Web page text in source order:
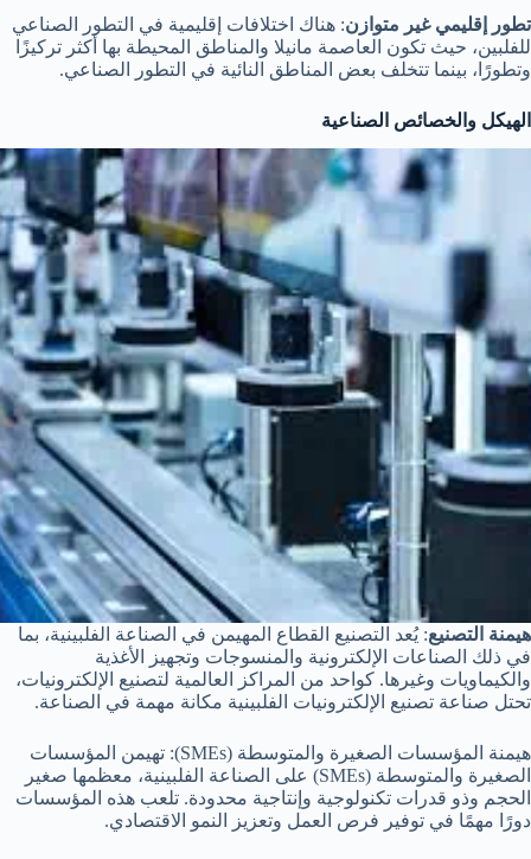
تطور إقليمي غير متوازن: هناك اختلافات إقليمية في التطور الصناعي
للفلبين، حيث تكون العاصمة مانيلا والمناطق المحيطة بها أكثر تركيزًا
وتطورًا، بينما تتخلف بعض المناطق النائية في التطور الصناعي.
الهيكل والخصائص الصناعية
هيمنة التصنيع: يُعد التصنيع القطاع المهيمن في الصناعة الفلبينية، بما
في ذلك الصناعات الإلكترونية والمنسوجات وتجهيز الأغذية
والكيماويات وغيرها. كواحد من المراكز العالمية لتصنيع الإلكترونيات،
تحتل صناعة تصنيع الإلكترونيات الفلبينية مكانة مهمة في الصناعة.
هيمنة المؤسسات الصغيرة والمتوسطة (SMEs): تهيمن المؤسسات
الصغيرة والمتوسطة (SMEs) على الصناعة الفلبينية، معظمها صغير
الحجم وذو قدرات تكنولوجية وإنتاجية محدودة. تلعب هذه المؤسسات
دورًا مهمًا في توفير فرص العمل وتعزيز النمو الاقتصادي.